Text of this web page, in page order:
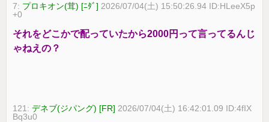
7: プロキオン(茸) [ﾆﾀﾞ] 2026/07/04(土) 15:50:26.94 ID:HLeeX5p
+0
それをどこかで配っていたから2000円って言ってるんじ
ゃねえの？
121:デネブ(ジパング) [FR] 2026/07/04(土) 16:42:01.09 ID:4fIX
Bq3u0